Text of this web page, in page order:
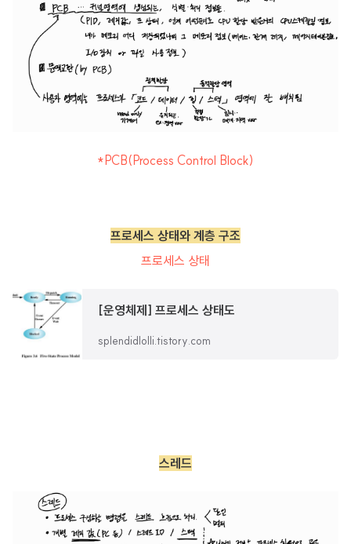
*PCB(Process Control Block)
프로세스 상태와 계층 구조
프로세스 상태
[운영체제] 프로세스 상태도
splendidlolli.tistory.com
스레드